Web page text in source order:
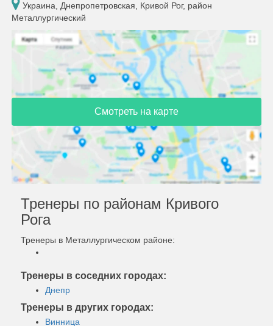
Украина, Днепропетровская, Кривой Рог, район
Металлургический
Смотреть на карте
Тренеры по районам Кривого
Рога
Тренеры в Металлургическом районе:
Тренеры в соседних городах:
Днепр
Тренеры в других городах:
Винница